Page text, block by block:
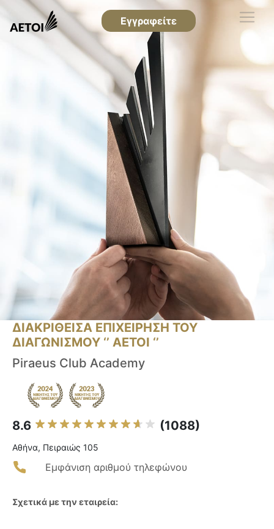
Εγγραφείτε
ΔΙΑΚΡΙΘΕΙΣΑ ΕΠΙΧΕΙΡΗΣΗ ΤΟΥ
ΔΙΑΓΩΝΙΣΜΟΥ ‘’ ΑΕΤΟΙ ‘’
Piraeus Club Academy
8.6 (1088)
Αθήνα, Πειραιώς 105
Εμφάνιση αριθμού τηλεφώνου
Σχετικά με την εταιρεία: